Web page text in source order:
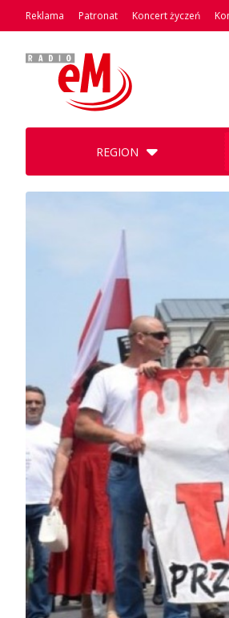
Reklama Patronat Koncert życzeń
REGION